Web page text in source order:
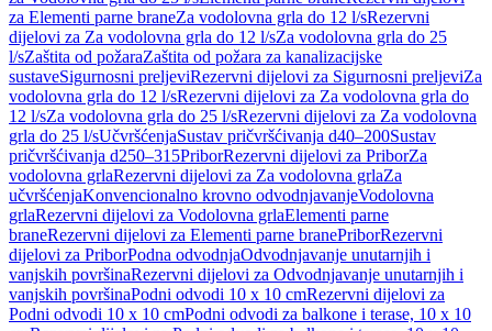
za Elementi parne braneZa vodolovna grla do 12 l/sRezervni
dijelovi za Za vodolovna grla do 12 l/sZa vodolovna grla do 25
l/sZaštita od požaraZaštita od požara za kanalizacijske
sustaveSigurnosni preljeviRezervni dijelovi za Sigurnosni preljeviZa
vodolovna grla do 12 l/sRezervni dijelovi za Za vodolovna grla do
12 l/sZa vodolovna grla do 25 l/sRezervni dijelovi za Za vodolovna
grla do 25 l/sUčvršćenjaSustav pričvršćivanja d40–200Sustav
pričvršćivanja d250–315PriborRezervni dijelovi za PriborZa
vodolovna grlaRezervni dijelovi za Za vodolovna grlaZa
učvršćenjaKonvencionalno krovno odvodnjavanjeVodolovna
grlaRezervni dijelovi za Vodolovna grlaElementi parne
braneRezervni dijelovi za Elementi parne branePriborRezervni
dijelovi za PriborPodna odvodnjaOdvodnjavanje unutarnjih i
vanjskih površinaRezervni dijelovi za Odvodnjavanje unutarnjih i
vanjskih površinaPodni odvodi 10 x 10 cmRezervni dijelovi za
Podni odvodi 10 x 10 cmPodni odvodi za balkone i terase, 10 x 10